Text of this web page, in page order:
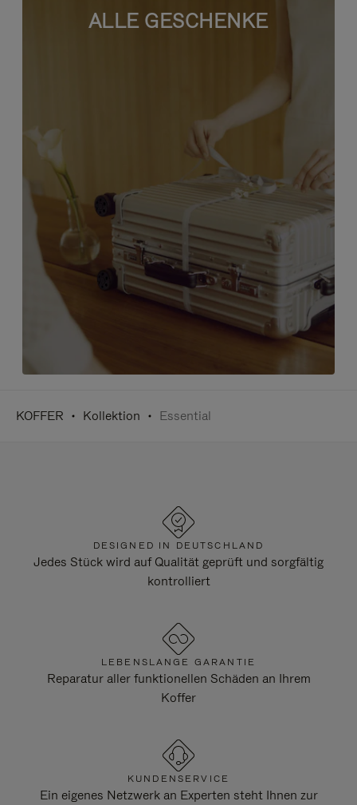
ALLE GESCHENKE
KOFFER Kollektion Essential
DESIGNED IN DEUTSCHLAND
Jedes Stück wird auf Qualität geprüft und sorgfältig
kontrolliert
LEBENSLANGE GARANTIE
Reparatur aller funktionellen Schäden an Ihrem
Koffer
KUNDENSERVICE
Ein eigenes Netzwerk an Experten steht Ihnen zur